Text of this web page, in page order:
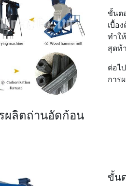
ขั้นต
เบื้อ
ทำใ
สุดท้
ต่อไ
การ
ผลิตถ่านอัดก้อน
ขั้น